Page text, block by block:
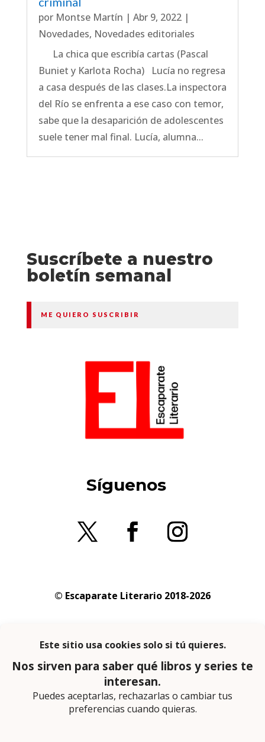
por Montse Martín | Abr 9, 2022|
Novedades, Novedades editoriales
La chica que escribía cartas (Pascal
Buniet y Karlota Rocha) Lucía no regresa
a casa después de las clases.La inspectora
del Río se enfrenta a ese caso con temor,
sabe que la desaparición de adolescentes
suele tener mal final. Lucía, alumna...
Suscríbete a nuestro
boletín semanal
ME QUIERO SUSCRIBIR
Síguenos
© Escaparate Literario 2018-2026
privacidad
En calidad de afiliado de Amazon obtengo
ingresos por las compras adscritas que